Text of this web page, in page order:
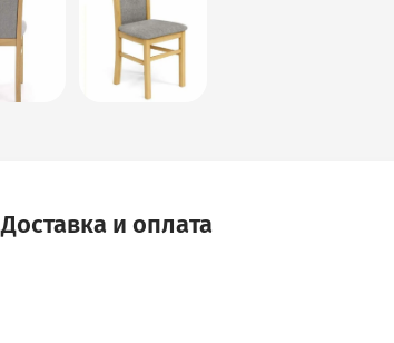
Доставка и оплата